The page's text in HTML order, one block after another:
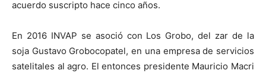
acuerdo suscripto hace cinco años.
En 2016 INVAP se asoció con Los Grobo, del zar de la
soja Gustavo Grobocopatel, en una empresa de servicios
satelitales al agro. El entonces presidente Mauricio Macri